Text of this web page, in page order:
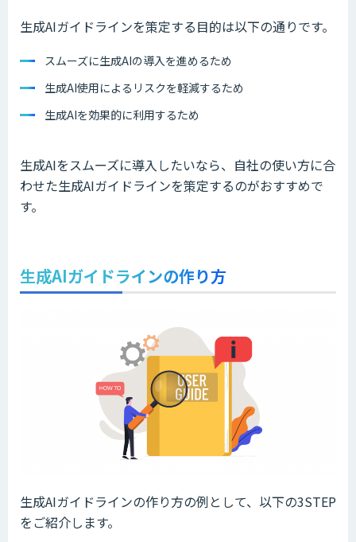
生成AIガイドラインを策定する目的は以下の通りです。
スムーズに生成AIの導入を進めるため
生成AI使用によるリスクを軽減するため
生成AIを効果的に利用するため
生成AIをスムーズに導入したいなら、自社の使い方に合
わせた生成AIガイドラインを策定するのがおすすめで
す。
生成AIガイドラインの作り方
生成AIガイドラインの作り方の例として、以下の3STEP
をご紹介します。